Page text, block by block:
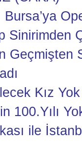
Sinirimden
Geçmişten
Kız Yok
100.Yılı
ile